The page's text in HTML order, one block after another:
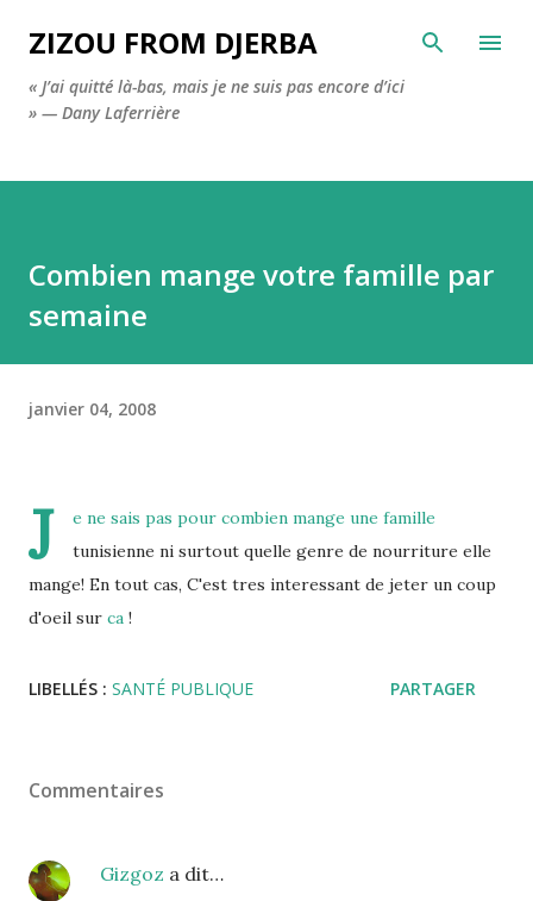
Accéder au contenu principal
ZIZOU FROM DJERBA
« J’ai quitté là-bas, mais je ne suis pas encore d’ici
» — Dany Laferrière
Combien mange votre famille par
semaine
janvier 04, 2008
J
e ne sais pas pour combien mange une famille
tunisienne ni surtout quelle genre de nourriture elle
mange! En tout cas, C'est tres interessant de jeter un coup
d'oeil sur ca !
LIBELLÉS : SANTÉ PUBLIQUE PARTAGER
Commentaires
Gizgoz a dit…